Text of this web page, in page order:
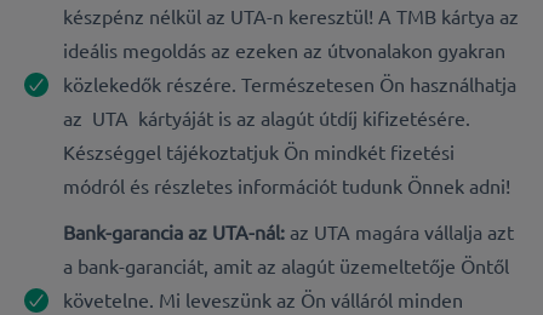
készpénz nélkül az UTA-n keresztül! A TMB kártya az
ideális megoldás az ezeken az útvonalakon gyakran
közlekedők részére. Természetesen Ön használhatja
az UTA kártyáját is az alagút útdíj kifizetésére.
Készséggel tájékoztatjuk Ön mindkét fizetési
módról és részletes információt tudunk Önnek adni!
Bank-garancia az UTA-nál: az UTA magára vállalja azt
a bank-garanciát, amit az alagút üzemeltetője Öntől
követelne. Mi leveszünk az Ön válláról minden